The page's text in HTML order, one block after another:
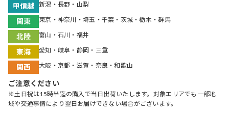
甲信越 新潟・長野・山梨
関東 東京・神奈川・埼玉・千葉・茨城・栃木・群馬
北陸 富山・石川・福井
東海 愛知・岐阜・静岡・三重
関西 大阪・京都・滋賀・奈良・和歌山
ご注意ください
※土日祝は15時半迄の購入で当日出荷いたします。対象エリアでも一部地
域や交通事情により翌日お届けできない場合がございます。